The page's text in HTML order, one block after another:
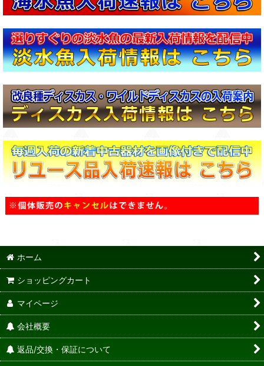
ホーム
ショッピングカート
マイページ
会社概要
返品/交換・保証について